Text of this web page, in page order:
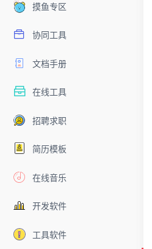
摸鱼专区
协同工具
文档手册
在线工具
招聘求职
简历模板
在线音乐
开发软件
工具软件